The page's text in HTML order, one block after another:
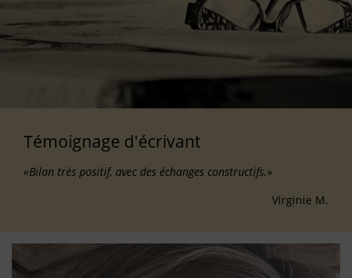
Témoignage d'écrivant
«Bilan très positif, avec des échanges constructifs.»
Virginie M.